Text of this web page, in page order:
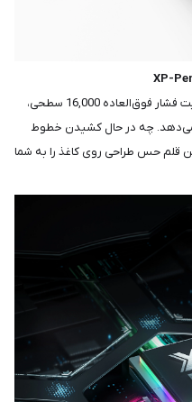
این قلم با حساسیت فشار فوق‌العاده 16,000 سطحی،
می‌دهد. چه در حال کشیدن خطوط
قلم حس طراحی روی کاغذ را به شما